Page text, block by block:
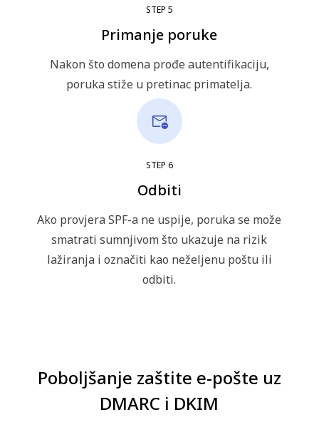
STEP 5
Primanje poruke
Nakon što domena prođe autentifikaciju,
poruka stiže u pretinac primatelja.
STEP 6
Odbiti
Ako provjera SPF-a ne uspije, poruka se može
smatrati sumnjivom što ukazuje na rizik
lažiranja i označiti kao neželjenu poštu ili
odbiti.
Poboljšanje zaštite e-pošte uz
DMARC i DKIM